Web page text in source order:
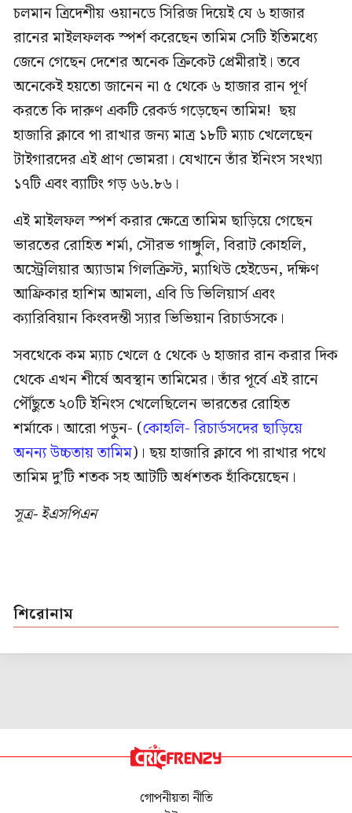
চলমান ত্রিদেশীয় ওয়ানডে সিরিজ দিয়েই যে ৬ হাজার
রানের মাইলফলক স্পর্শ করেছেন তামিম সেটি ইতিমধ্যে
জেনে গেছেন দেশের অনেক ক্রিকেট প্রেমীরাই। তবে
অনেকেই হয়তো জানেন না ৫ থেকে ৬ হাজার রান পূর্ণ
করতে কি দারুণ একটি রেকর্ড গড়েছেন তামিম! ছয়
হাজারি ক্লাবে পা রাখার জন্য মাত্র ১৮টি ম্যাচ খেলেছেন
টাইগারদের এই প্রাণ ভোমরা। যেখানে তাঁর ইনিংস সংখ্যা
১৭টি এবং ব্যাটিং গড় ৬৬.৮৬।
এই মাইলফল স্পর্শ করার ক্ষেত্রে তামিম ছাড়িয়ে গেছেন
ভারতের রোহিত শর্মা, সৌরভ গাঙ্গুলি, বিরাট কোহলি,
অস্ট্রেলিয়ার অ্যাডাম গিলক্রিস্ট, ম্যাথিউ হেইডেন, দক্ষিণ
আফ্রিকার হাশিম আমলা, এবি ডি ভিলিয়ার্স এবং
ক্যারিবিয়ান কিংবদন্তী স্যার ভিভিয়ান রিচার্ডসকে।
সবথেকে কম ম্যাচ খেলে ৫ থেকে ৬ হাজার রান করার দিক
থেকে এখন শীর্ষে অবস্থান তামিমের। তাঁর পূর্বে এই রানে
পৌঁছুতে ২০টি ইনিংস খেলেছিলেন ভারতের রোহিত
শর্মাকে। আরো পড়ুন- (কোহলি- রিচার্ডসদের ছাড়িয়ে
অনন্য উচ্চতায় তামিম)। ছয় হাজারি ক্লাবে পা রাখার পথে
তামিম দু’টি শতক সহ আটটি অর্ধশতক হাঁকিয়েছেন।
সূত্র- ইএসপিএন
শিরোনাম
গোপনীয়তা নীতি